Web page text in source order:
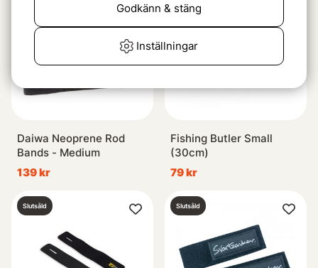
Daiwa Neoprene Rod
Bands - Medium
139 kr
Fishing Butler Small
(30cm)
79 kr
Slutsåld Slutsåld
Inställningar
Godkänn & stäng